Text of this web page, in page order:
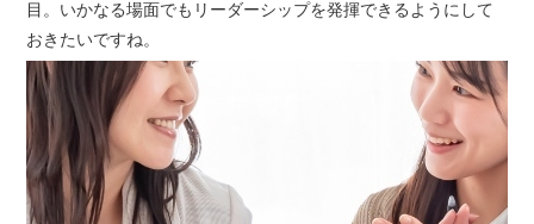
目。いかなる場面でもリーダーシップを発揮できるようにして
おきたいですね。